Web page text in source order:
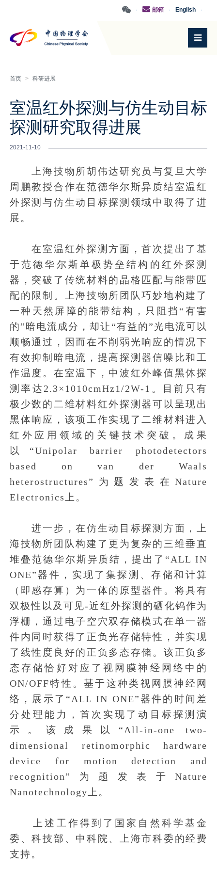
·
English
·
邮箱
·
首页 > 科研进展
室温红外探测与仿生动目标
探测研究取得进展
2021-11-10
上海技物所胡伟达研究员与复旦大学
周鹏教授合作在范德华尔斯异质结室温红
外探测与仿生动目标探测领域中取得了进
展。
在室温红外探测方面，首次提出了基
于范德华尔斯单极势垒结构的红外探测
器，突破了传统材料的晶格匹配与能带匹
配的限制。上海技物所团队巧妙地构建了
一种天然屏障的能带结构，只阻挡“有害
的”暗电流成分，却让“有益的”光电流可以
顺畅通过，因而在不削弱光响应的情况下
有效抑制暗电流，提高探测器信噪比和工
作温度。在室温下，中波红外峰值黑体探
测率达2.3×1010cmHz1/2W-1。目前只有
极少数的二维材料红外探测器可以呈现出
黑体响应，该项工作实现了二维材料进入
红外应用领域的关键技术突破。成果
以“Unipolar barrier photodetectors
based on van der Waals
heterostructures”为题发表在Nature
Electronics上。
进一步，在仿生动目标探测方面，上
海技物所团队构建了更为复杂的三维垂直
堆叠范德华尔斯异质结，提出了“ALL IN
ONE”器件，实现了集探测、存储和计算
（即感存算）为一体的原型器件。将具有
双极性以及可见-近红外探测的硒化钨作为
浮栅，通过电子空穴双存储模式在单一器
件内同时获得了正负光存储特性，并实现
了线性度良好的正负多态存储。该正负多
态存储恰好对应了视网膜神经网络中的
ON/OFF特性。基于这种类视网膜神经网
络，展示了“ALL IN ONE”器件的时间差
分处理能力，首次实现了动目标探测演
示。该成果以“All-in-one two-
dimensional retinomorphic hardware
device for motion detection and
recognition”为题发表于Nature
Nanotechnology上。
上述工作得到了国家自然科学基金
委、科技部、中科院、上海市科委的经费
支持。